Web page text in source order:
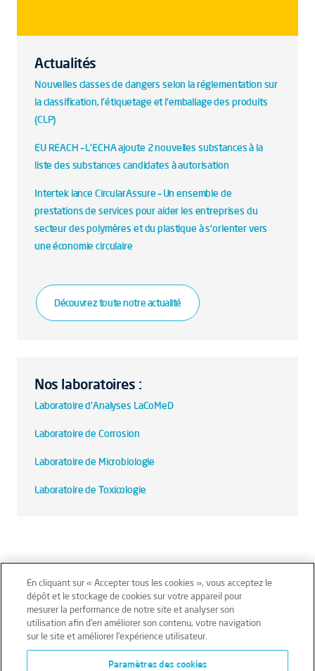
Actualités
Nouvelles classes de dangers selon la réglementation sur
la classification, l'étiquetage et l'emballage des produits
(CLP)
EU REACH – L'ECHA ajoute 2 nouvelles substances à la
liste des substances candidates à autorisation
Intertek lance CircularAssure – Un ensemble de
prestations de services pour aider les entreprises du
secteur des polymères et du plastique à s’orienter vers
une économie circulaire
Découvrez toute notre actualité
Nos laboratoires :
Laboratoire d'Analyses LaCoMeD
Laboratoire de Corrosion
Laboratoire de Microbiologie
Laboratoire de Toxicologie
Mentions légales
Conditions générales
Données personnelles
En cliquant sur « Accepter tous les cookies », vous acceptez le
dépôt et le stockage de cookies sur votre appareil pour
mesurer la performance de notre site et analyser son
utilisation afin d’en améliorer son contenu, votre navigation
sur le site et améliorer l’expérience utilisateur.
Paramètres des cookies